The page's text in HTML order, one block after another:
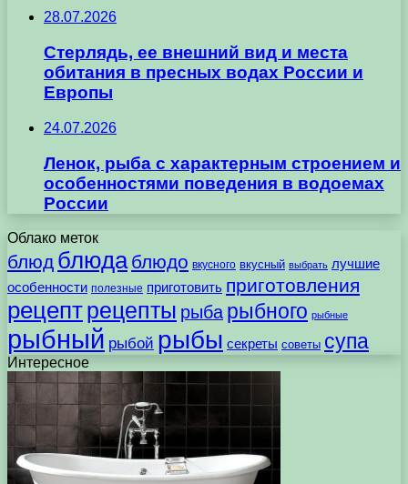
28.07.2026
Стерлядь, ее внешний вид и места
обитания в пресных водах России и
Европы
24.07.2026
Ленок, рыба с характерным строением и
особенностями поведения в водоемах
России
Облако меток
блюд блюда блюдо вкусного вкусный выбрать лучшие
особенности полезные приготовить приготовления
рецептрецепты рыба рыбного рыбные
рыбный рыбой рыбы секреты советы супа
Интересное